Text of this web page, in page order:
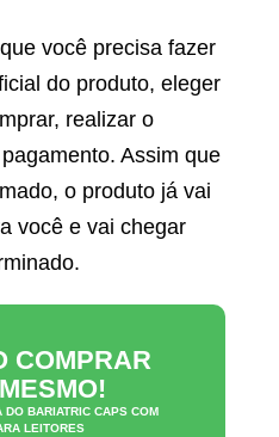
você precisa fazer
do produto, eleger
realizar o
Assim que
o produto já vai
você e vai chegar
COMPRAR
DO BARIATRIC CAPSCOM
LEITORES